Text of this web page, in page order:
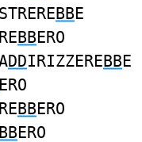
BBE
BBERO
DDIRIZZEREBBE
ERO
BBERO
BBERO